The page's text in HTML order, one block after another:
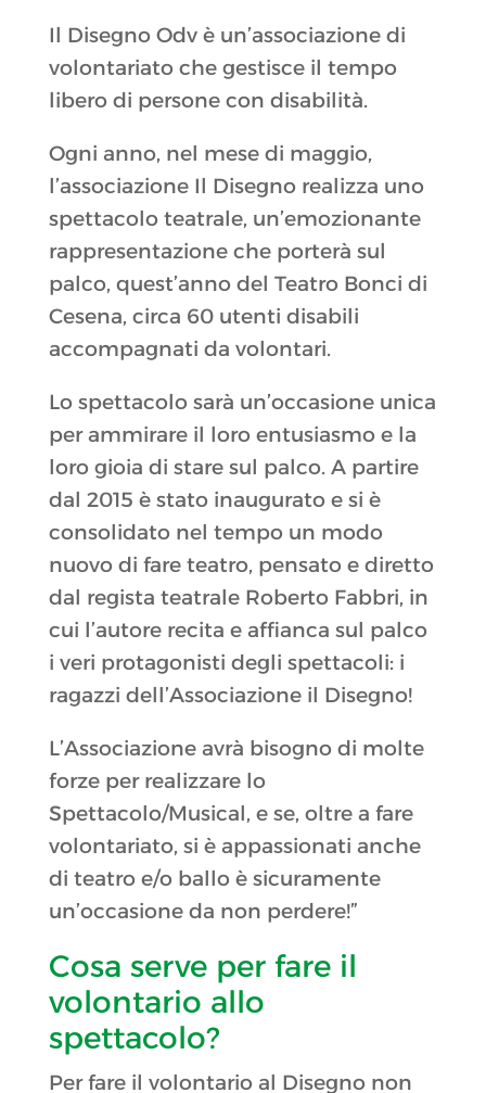
Il Disegno Odv è un’associazione di
volontariato che gestisce il tempo
libero di persone con disabilità.
Ogni anno, nel mese di maggio,
l’associazione Il Disegno realizza uno
spettacolo teatrale, un’emozionante
rappresentazione che porterà sul
palco, quest’anno del Teatro Bonci di
Cesena, circa 60 utenti disabili
accompagnati da volontari.
Lo spettacolo sarà un’occasione unica
per ammirare il loro entusiasmo e la
loro gioia di stare sul palco. A partire
dal 2015 è stato inaugurato e si è
consolidato nel tempo un modo
nuovo di fare teatro, pensato e diretto
dal regista teatrale Roberto Fabbri, in
cui l’autore recita e affianca sul palco
i veri protagonisti degli spettacoli: i
ragazzi dell’Associazione il Disegno!
L’Associazione avrà bisogno di molte
forze per realizzare lo
Spettacolo/Musical, e se, oltre a fare
volontariato, si è appassionati anche
di teatro e/o ballo è sicuramente
un’occasione da non perdere!”
Cosa serve per fare il
volontario allo
spettacolo?
Per fare il volontario al Disegno non